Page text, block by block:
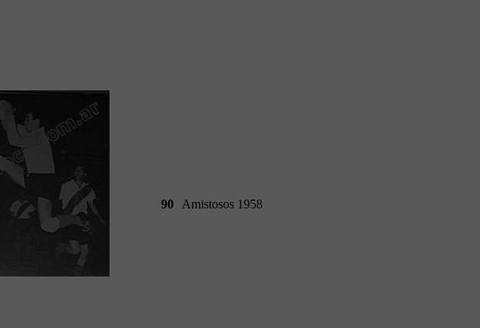
90 Amistosos 1958